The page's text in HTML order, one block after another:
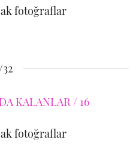
fotoğraflar
32
fotoğraflar